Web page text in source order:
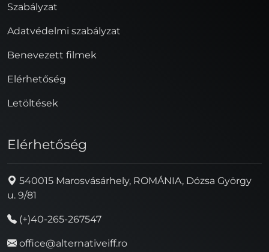
Szabályzat
Adatvédelmi szabályzat
Benevezett filmek
Elérhetőség
Letöltések
Elérhetőség
540015 Marosvásárhely, ROMÁNIA, Dózsa György
u. 9/81
(+)40-265-267547
office@alternativeiff.ro